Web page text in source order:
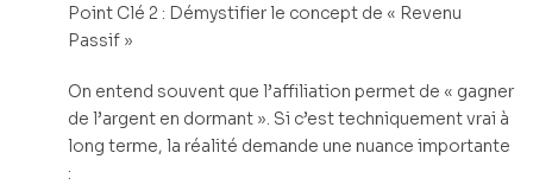
Point Clé 2 : Démystifier le concept de « Revenu
Passif »
On entend souvent que l’affiliation permet de « gagner
de l’argent en dormant ». Si c’est techniquement vrai à
long terme, la réalité demande une nuance importante
: